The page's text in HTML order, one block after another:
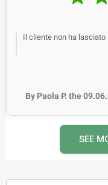
Il cliente non ha
By Paola P. the
SEE